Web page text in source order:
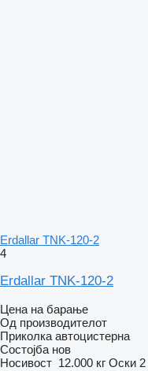
Erdallar TNK-120-2
4
Erdallar TNK-120-2
Цена на барање
Од производителот
Приколка автоцистерна
Состојба нов
Носивост 12.000 кг Оски 2